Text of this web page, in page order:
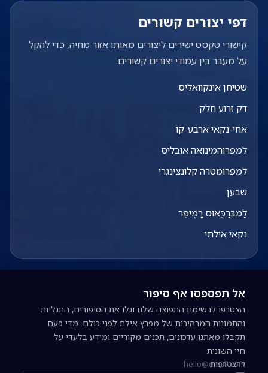
דפי יצורים קשורים
קישורי טקסט ישירים ליצורים מאותו אזור מחיה, כדי להקל
על מעבר בין עמודי יצורים קשורים.
שטיחן אינקוואליס
דק זרוע חלק
אחי-נקאי ארבע-קו
למפרוהמינואה אובליס
למפרומטרה קלונצינגרי
שבען
לַמְבְּרַכֶּאוּס רָמִיפֶר
נקאי אילתי
אל תפספסו אף סיפור
הצטרפו לרשימת התפוצה שלנו וגלו את הסיפורים, התגליות
והתמונות המרהיבות של מפרץ אילת לפני כולם. מדי פעם
תקבלו מאתנו עדכונים, תכנים מקוריים ומידע בלעדי על
חיי השונית.
כתובת אימייל להרשמה לניוזלטר
להצטרפות